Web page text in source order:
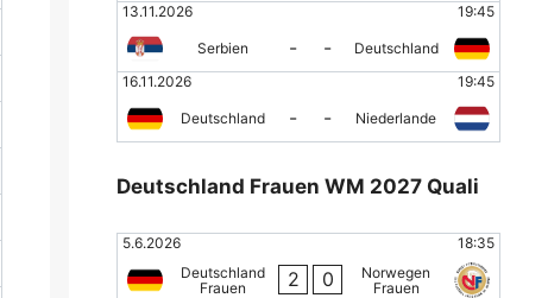
13.11.2026
19:45
Serbien - -
Deutschland
16.11.2026
19:45
Deutschland - - Niederlande
Deutschland Frauen WM 2027 Quali
5.6.2026
18:35
Deutschland
Frauen
2 0
Norwegen
Frauen